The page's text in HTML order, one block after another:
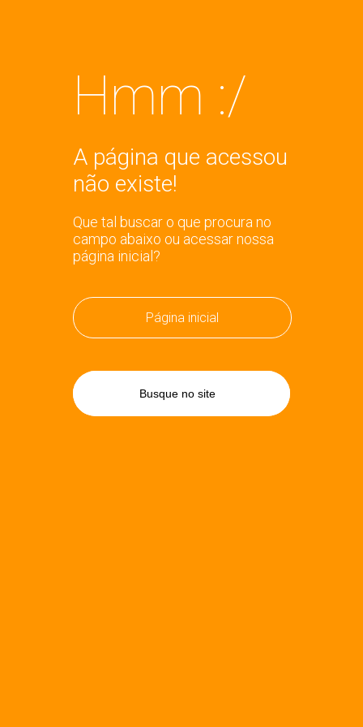
Hmm :/
A página que acessou
não existe!
Que tal buscar o que procura no
campo abaixo ou acessar nossa
página inicial?
Página inicial